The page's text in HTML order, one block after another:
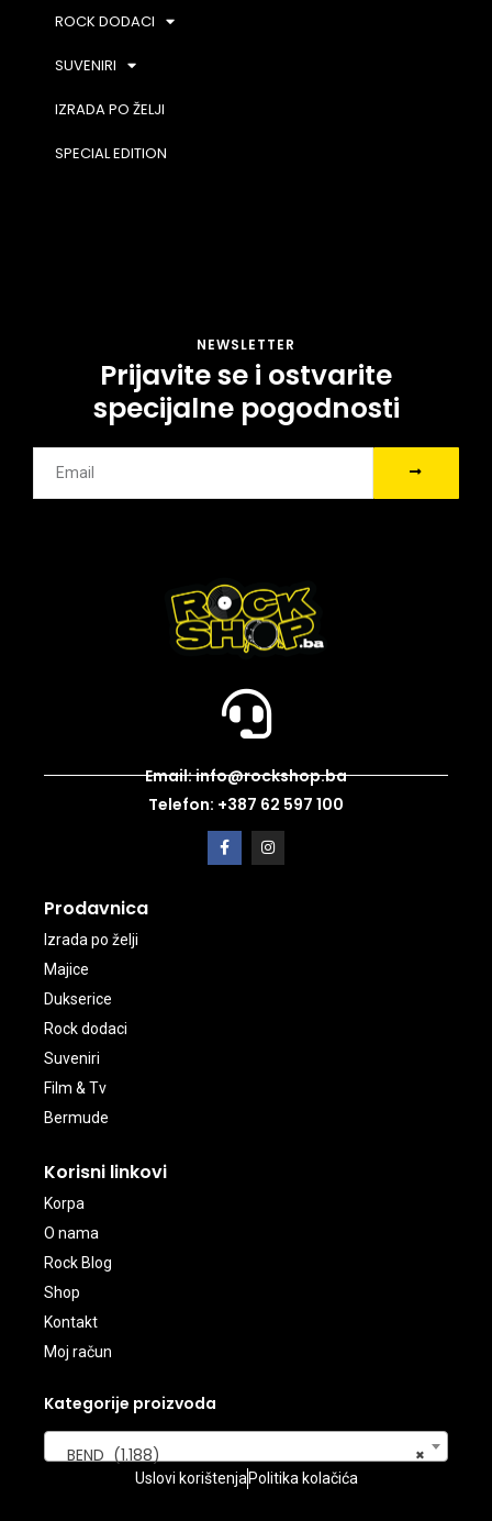
ROCK DODACI
SUVENIRI
IZRADA PO ŽELJI
SPECIAL EDITION
NEWSLETTER
Prijavite se i ostvarite
specijalne pogodnosti
Email: info@rockshop.ba
Telefon: +387 62 597 100
Prodavnica
Izrada po želji
Majice
Dukserice
Rock dodaci
Suveniri
Film & Tv
Bermude
Korisni linkovi
Korpa
O nama
Rock Blog
Shop
Kontakt
Moj račun
Kategorije proizvoda
×
BEND (1.188)
Uslovi korištenja Politika kolačića